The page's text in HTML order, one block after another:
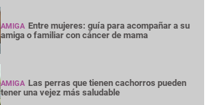
AMIGA Entre mujeres: guía para acompañar a su
amiga o familiar con cáncer de mama
AMIGA Las perras que tienen cachorros pueden
tener una vejez más saludable